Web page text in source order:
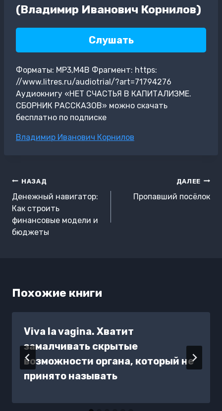
(Владимир Иванович Корнилов)
Слушать
Форматы: MP3,M4B Фрагмент: https:
//www.litres.ru/audiotrial/?art=71794276
Аудиокнигу «НЕТ СЧАСТЬЯ В КАПИТАЛИЗМЕ.
СБОРНИК РАССКАЗОВ» можно скачать
бесплатно по подписке
Метки
Владимир Иванович Корнилов
Навигация
по
записям
НАЗАД
Денежный навигатор:
Как строить
финансовые модели и
бюджеты
ДАЛЕЕ
Пропавший посёлок
Похожие книги
Viva la vagina. Хватит
замалчивать скрытые
возможности органа, который не
принято называть